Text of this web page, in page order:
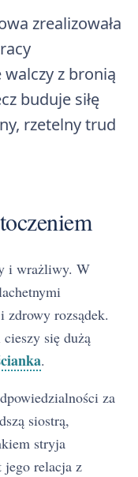
zrealizowała
z bronią
buduje siłę
rzetelny trud
i wrażliwy. W
zdrowy rozsądek.
się dużą
.
za
siostrą,
stryja
jego relacja z